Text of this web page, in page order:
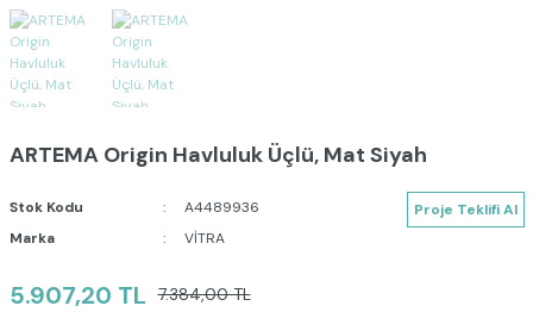
ARTEMA Origin Havluluk Üçlü, Mat Siyah
Stok Kodu
A4489936
Marka
VİTRA
Proje Teklifi Al
5.907,20 TL 7.384,00 TL